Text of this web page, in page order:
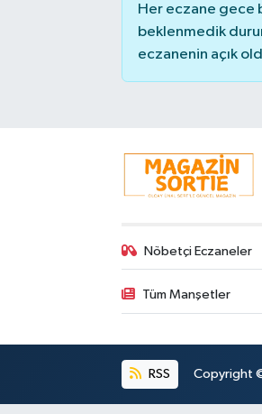
Her eczane gece
beklenmedik
eczanenin açık
Nöbetçi Eczaneler
Tüm Manşetler
RSS Copyright ©